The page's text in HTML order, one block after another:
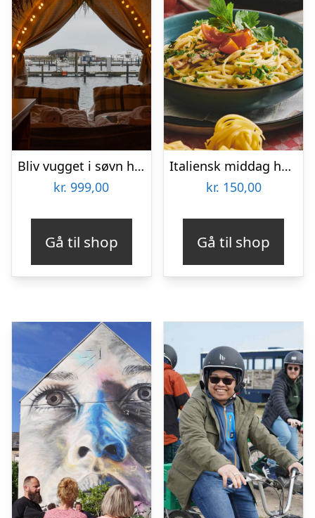
Bliv vugget i søvn hos Boathouses for 2 personer
kr. 999,00
Gå til shop
Italiensk middag hos Restaurant Pulcinella
kr. 150,00
Gå til shop